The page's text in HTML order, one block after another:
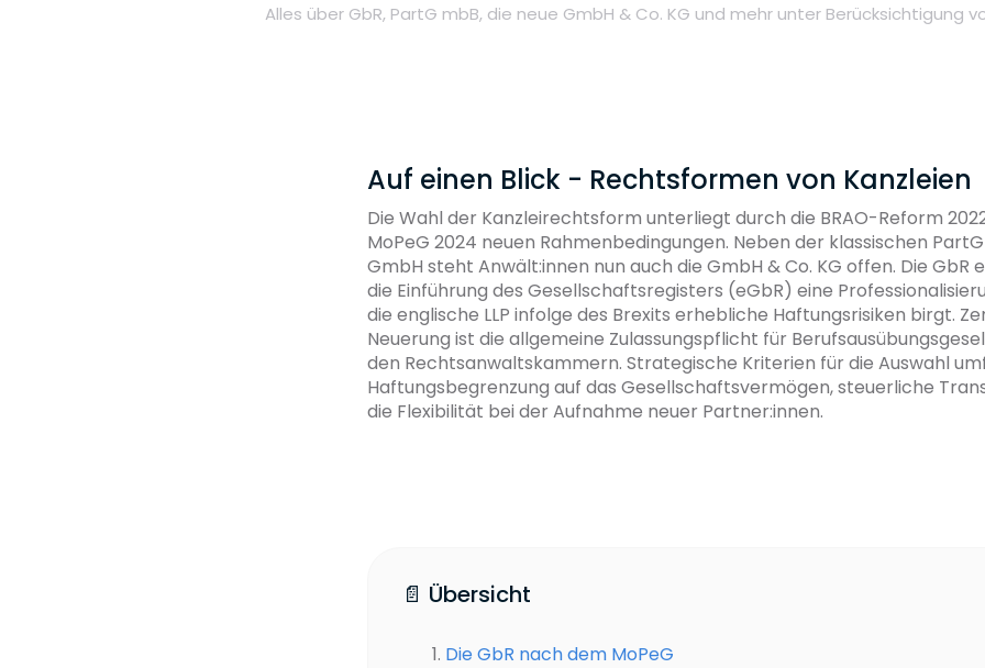
Alles über GbR, PartG mbB, die neue GmbH & Co. KG und mehr unter Berücksichtigung
Auf einen Blick - Rechtsformen von Kanzleien
Die Wahl der Kanzleirechtsform unterliegt durch die BRAO-Reform
MoPeG 2024 neuen Rahmenbedingungen. Neben der klassischen
GmbH steht Anwält:innen nun auch die GmbH & Co. KG offen. Die GbR
die Einführung des Gesellschaftsregisters (eGbR) eine
die englische LLP infolge des Brexits erhebliche Haftungsrisiken birgt.
Neuerung ist die allgemeine Zulassungspflicht für
den Rechtsanwaltskammern. Strategische Kriterien für die Auswahl
Haftungsbegrenzung auf das Gesellschaftsvermögen, steuerliche
die Flexibilität bei der Aufnahme neuer Partner:innen.
📄 Übersicht
Die GbR nach dem MoPeG